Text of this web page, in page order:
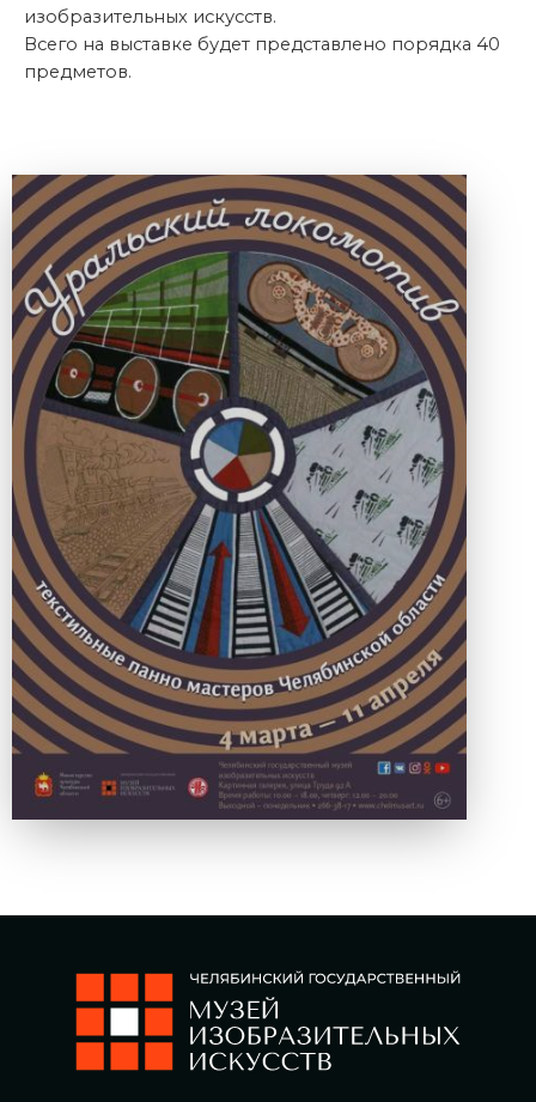
изобразительных искусств.
Всего на выставке будет представлено порядка 40
предметов.